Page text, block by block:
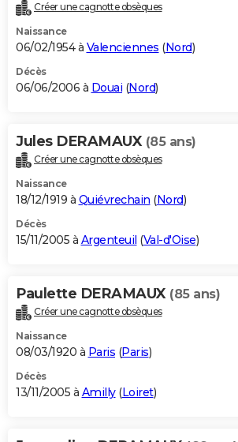
Créer une cagnotte obsèques
Naissance
06/02/1954 à Valenciennes (Nord)
Décès
06/06/2006 à Douai (Nord)
Jules DERAMAUX (85 ans)
Créer une cagnotte obsèques
Naissance
18/12/1919 à Quiévrechain (Nord)
Décès
15/11/2005 à Argenteuil (Val-d'Oise)
Paulette DERAMAUX (85 ans)
Créer une cagnotte obsèques
Naissance
08/03/1920 à Paris (Paris)
Décès
13/11/2005 à Amilly(Loiret)